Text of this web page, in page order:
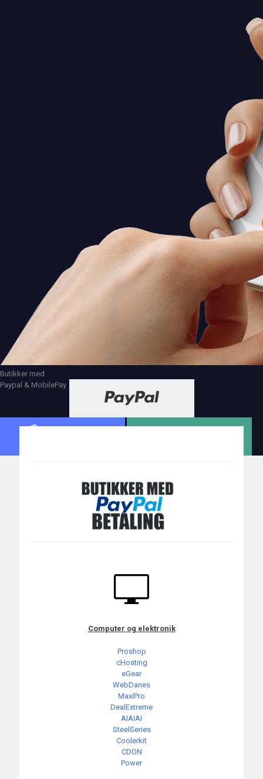
Butikker med
Paypal & MobilePay.
Computer og elektronik
Proshop
cHosting
eGear
WebDanes
MaxiPro
DealExtreme
AIAIAI
SteelSeries
Coolerkit
CDON
Power